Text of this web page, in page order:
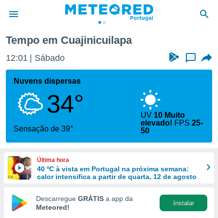
da
foi
fornecidas
a este
das
e
forma
digital
Tempo em Cuajinicuilapa
12:01 Sábado ...
Nuvens dispersas
34°
Sensação de 39°
UV 10 Muito
elevado! FPS25-
50
Última hora
40 ºC à vista em Portugal na próxima semana:
calor intensifica a partir de quarta, 12 de agosto
Descarregue GRÁTIS a app da
Meteored!
Instalar